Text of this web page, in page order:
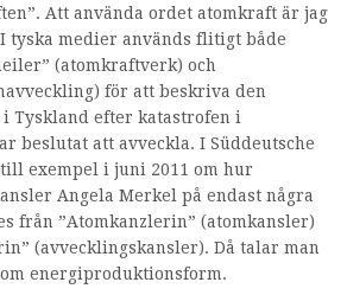
Att använda ordet atomkraft är jag
tyska medier används flitigt både
(atomkraftverk) och
för att beskriva den
Tyskland efter katastrofen i
beslutat att avveckla. I Süddeutsche
exempel i juni 2011 om hur
Angela Merkel på endast några
från ”Atomkanzlerin” (atomkansler)
(avvecklingskansler). Då talar man
energiproduktionsform.